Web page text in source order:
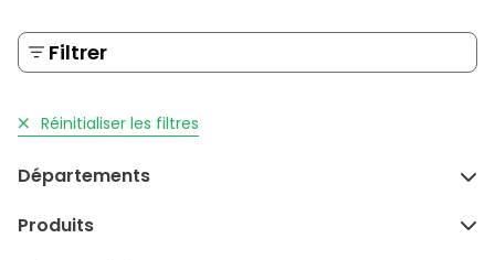
Filtrer
Réinitialiser les filtres
Départements
Produits